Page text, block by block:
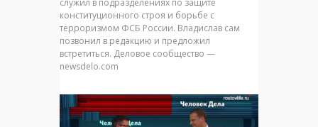
служил в подразделениях по защите
конституционного строя и борьбе с
терроризмом ФСБ России. Владислав сам
позвонил в редакцию и предложил
встретиться. Деловое сообщество —
newsdelo.com